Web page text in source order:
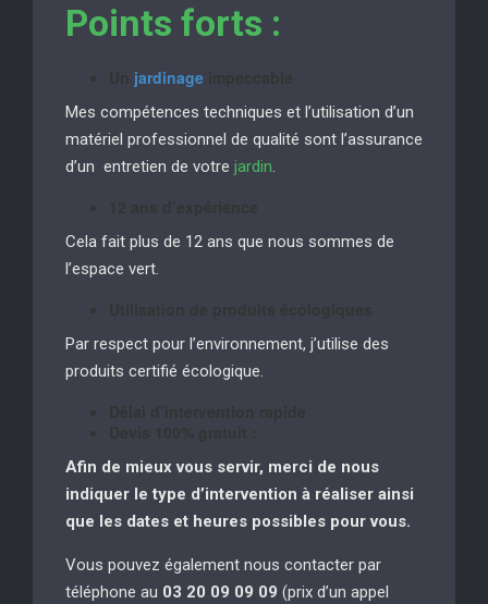
Points forts :
jardinage
Mes compétences techniques et l’utilisation d’un
matériel professionnel de qualité sont l’assurance
d’un entretien de votre jardin.
Cela fait plus de 12 ans que nous sommes de
l’espace vert.
Par respect pour l’environnement, j’utilise des
produits certifié écologique.
Afin de mieux vous servir, merci de nous
indiquer le type d’intervention à réaliser ainsi
que les dates et heures possibles pour vous.
Vous pouvez également nous contacter par
téléphone au 03 20 09 09 09 (prix d’un appel